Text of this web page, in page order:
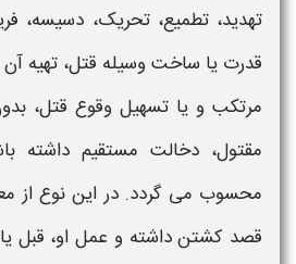
تهدید، تطمیع، تحریک، دسیسه،
قدرت یا ساخت وسیله قتل، تهیه
مرتکب و یا تسهیل وقوع قتل،
مقتول، دخالت مستقیم داشته
محسوب می گردد. در این نوع از
قصد کشتن داشته و عمل او، قبل